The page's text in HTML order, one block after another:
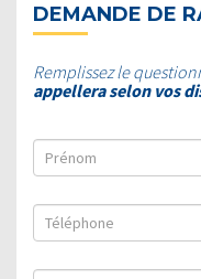
DEMANDE DE
Remplissez le
appellera selon vos